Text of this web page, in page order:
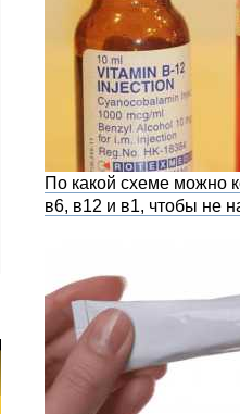
По какой схеме можно
в6, в12 и в1, чтобы не